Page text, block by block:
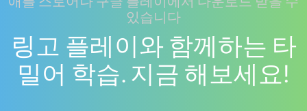
있습니다
링고 플레이와 함께하는 타
밀어 학습. 지금 해보세요!